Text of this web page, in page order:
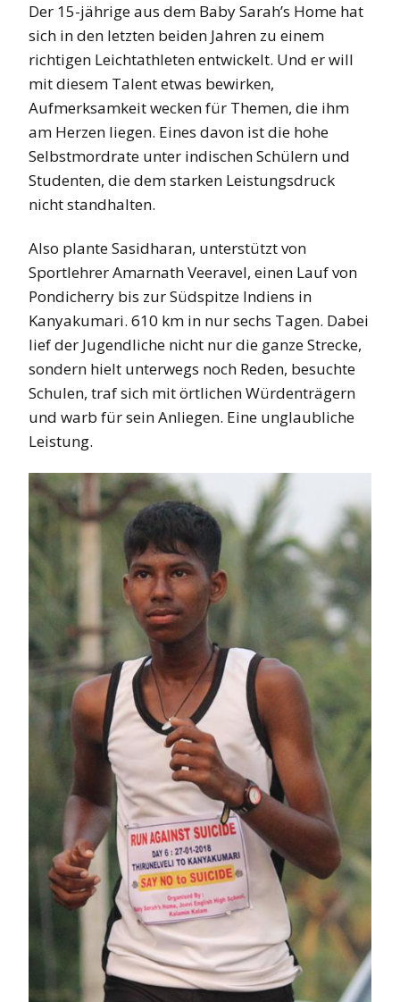
Der 15-jährige aus dem Baby Sarah’s Home hat
sich in den letzten beiden Jahren zu einem
richtigen Leichtathleten entwickelt. Und er will
mit diesem Talent etwas bewirken,
Aufmerksamkeit wecken für Themen, die ihm
am Herzen liegen. Eines davon ist die hohe
Selbstmordrate unter indischen Schülern und
Studenten, die dem starken Leistungsdruck
nicht standhalten.
Also plante Sasidharan, unterstützt von
Sportlehrer Amarnath Veeravel, einen Lauf von
Pondicherry bis zur Südspitze Indiens in
Kanyakumari. 610 km in nur sechs Tagen. Dabei
lief der Jugendliche nicht nur die ganze Strecke,
sondern hielt unterwegs noch Reden, besuchte
Schulen, traf sich mit örtlichen Würdenträgern
und warb für sein Anliegen. Eine unglaubliche
Leistung.